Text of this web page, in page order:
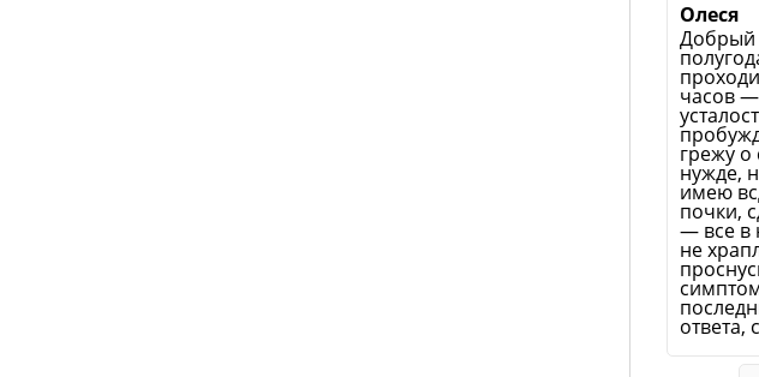
Олеся
Добрый
часов
грежу о
нужде,
имею
почки,
— все в
не
ответа,